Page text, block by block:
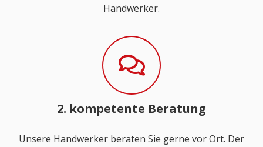
Handwerker.
2. kompetente Beratung
Unsere Handwerker beraten Sie gerne vor Ort. Der